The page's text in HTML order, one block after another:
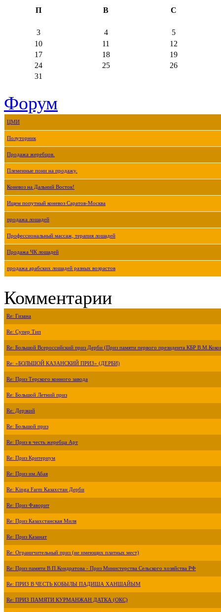
П В С
3 4
5
10
11
12
17
18
19
24
25
26
31
Форум
ЦМИ
Полуторник
Продажа жеребцов.
Племенные пони на продажу.
Коневоз на Дальний Восток!
Ищем попутный коневоз Саратов-Москва
продажа лошадей
Профессиональный массаж, терапия лошадей
Продажа ЧК лошадей
продажа арабских лошадей разных возрастов
Комментарии
Re: Гизана
Re: Супер Тип
Re: Большой Всероссийский приз Дерби (Приз памяти первого президента КБР
Re: «БОЛЬШОЙ КАЗАНСКИЙ ПРИЗ» (ДЕРБИ)
Re: Приз Терского конного завода
Re: Большой Летний приз
Re: Дерзкий
Re: Большой приз
Re: Приз в честь жеребца Арт
Re: Приз Критериум
Re: Приз им.Абая
Re: Kinga Farm Казахстан Дерби
Re: Приз Фаворит
Re: Приз Казахстанская Миля
Re: Приз Казанат
Re: Ограничительный приз (не имеющих платных мест)
Re: Приз памяти В.П.Кондратова - Приз Министерства Сельского хозяйства РФ
Re: ПРИЗ В ЧЕСТЬ КОБЫЛЫ ПАДИША ХАНШАЙЫМ
Re: ПРИЗ ПАМЯТИ КУРМАНЖАН ДАТКА (ОКС)